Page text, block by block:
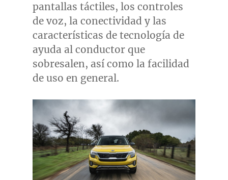
pantallas táctiles, los controles
de voz, la conectividad y las
características de tecnología de
ayuda al conductor que
sobresalen, así como la facilidad
de uso en general.